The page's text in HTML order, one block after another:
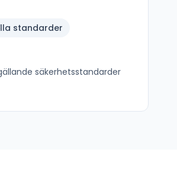
standarder
säkerhetsstandarder